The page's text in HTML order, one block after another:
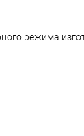
режима